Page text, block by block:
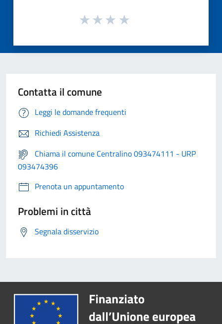
Contatta il comune
Leggi le domande frequenti
Richiedi Assistenza
Chiama il comune Centralino 093474111 - URP
093474396
Prenota un appuntamento
Problemi in città
Segnala disservizio